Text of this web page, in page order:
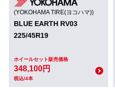
(YOKOHAMA TIRE(ヨコハマ))
BLUE EARTH RV03
225/45R19
ホイールセット販売価格
348,100円
税込/4本